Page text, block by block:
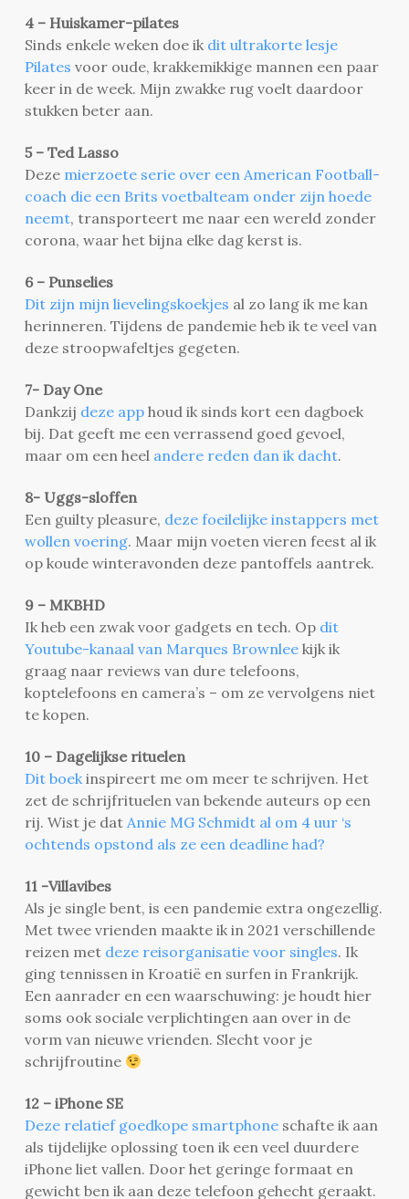
4 – Huiskamer-pilates
Sinds enkele weken doe ik dit ultrakorte lesje
Pilates voor oude, krakkemikkige mannen een paar
keer in de week. Mijn zwakke rug voelt daardoor
stukken beter aan.
5 – Ted Lasso
Deze mierzoete serie over een American Football-
coach die een Brits voetbalteam onder zijn hoede
neemt, transporteert me naar een wereld zonder
corona, waar het bijna elke dag kerst is.
6 – Punselies
Dit zijn mijn lievelingskoekjes al zo lang ik me kan
herinneren. Tijdens de pandemie heb ik te veel van
deze stroopwafeltjes gegeten.
7- Day One
Dankzij deze apphoud ik sinds kort een dagboek
bij. Dat geeft me een verrassend goed gevoel,
maar om een heel andere reden dan ik dacht.
8- Uggs-sloffen
Een guilty pleasure, deze foeilelijke instappers met
wollen voering. Maar mijn voeten vieren feest al ik
op koude winteravonden deze pantoffels aantrek.
9 – MKBHD
Ik heb een zwak voor gadgets en tech. Op dit
Youtube-kanaal van Marques Brownleekijk ik
graag naar reviews van dure telefoons,
koptelefoons en camera’s – om ze vervolgens niet
te kopen.
10 – Dagelijkse rituelen
Dit boekinspireert me om meer te schrijven. Het
zet de schrijfrituelen van bekende auteurs op een
rij. Wist je dat Annie MG Schmidt al om 4 uur ‘s
ochtends opstond als ze een deadline had?
11 -Villavibes
Als je single bent, is een pandemie extra ongezellig.
Met twee vrienden maakte ik in 2021 verschillende
reizen met deze reisorganisatie voor singles. Ik
ging tennissen in Kroatië en surfen in Frankrijk.
Een aanrader en een waarschuwing: je houdt hier
soms ook sociale verplichtingen aan over in de
vorm van nieuwe vrienden. Slecht voor je
schrijfroutine
12 – iPhone SE
Deze relatief goedkope smartphoneschafte ik aan
als tijdelijke oplossing toen ik een veel duurdere
iPhone liet vallen. Door het geringe formaat en
gewicht ben ik aan deze telefoon gehecht geraakt.